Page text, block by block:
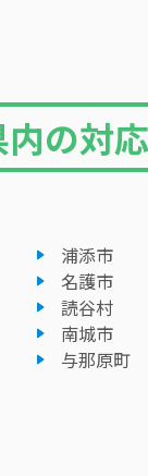
の対
浦添市
名護市
読谷村
南城市
与那原町